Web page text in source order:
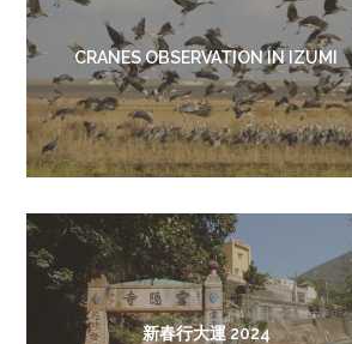
CRANES OBSERVATION IN IZUMI
新春行大運 2024